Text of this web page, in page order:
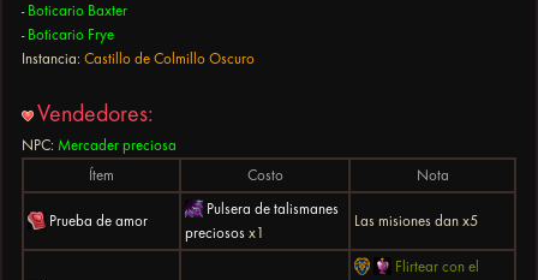
- Boticario Baxter
- Boticario Frye
Instancia: Castillo de Colmillo Oscuro
Vendedores:
NPC: Mercader preciosa
Ítem
Costo Nota
Prueba de amor
Pulsera de talismanes
preciosos x1
Las misiones dan x5
Flirtear con el